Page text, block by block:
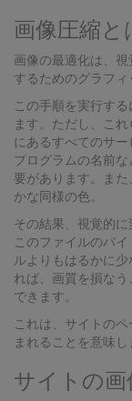
画像圧縮と
画像の最適化は、
するためのグラフィ
この手順を実行す
ます。ただし、こ
にあるすべてのサ
プログラムの名前
要があります。ま
かな同様の色。
その結果、視覚的に
このファイルのバ
ルよりもはるかに
れば、画質を損な
できます。
これは、サイトの
まれることを意味し
サイトの